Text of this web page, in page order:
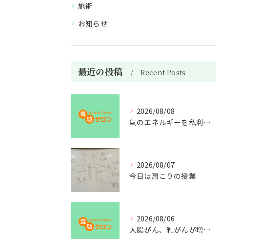
施術
お知らせ
最近の投稿 Recent Posts
2026/08/08
氣のエネルギーを私利私欲のために使うな
2026/08/07
今日は肩こりの授業
2026/08/06
大腸がん、乳がんが増えた理由